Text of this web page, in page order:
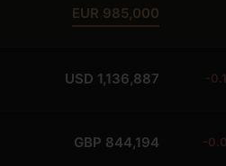
EUR 985,000
USD 1,136,887 -
GBP 844,194 -